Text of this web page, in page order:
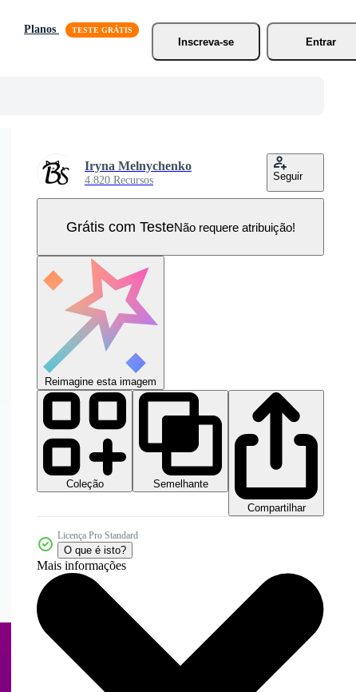
Planos
Inscreva-se
Entrar
Iryna Melnychenko
4.820 Recursos Seguir
Grátis com TesteNão requere atribuição!
Reimagine esta imagem
Coleção
Semelhante
Compartilhar
Licença Pro Standard
O que é isto?
Mais informações